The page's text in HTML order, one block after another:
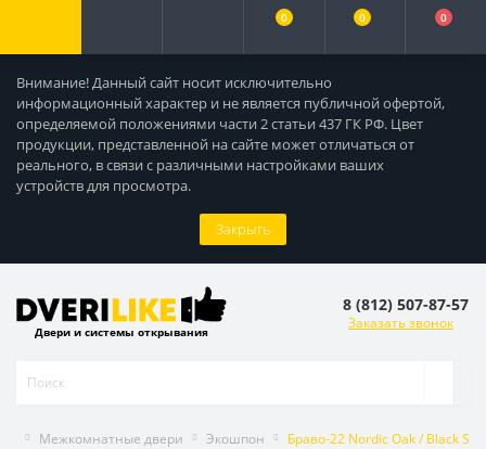
Внимание! Данный сайт носит исключительно
информационный характер и не является публичной офертой,
определяемой положениями части 2 статьи 437 ГК РФ. Цвет
продукции, представленной на сайте может отличаться от
реального, в связи с различными настройками ваших
устройств для просмотра.
Закрыть
0 0 0
Двери и системы открывания
8 (812) 507-87-57
Заказать звонок
Межкомнатные двери Экошпон Браво-22 Nordic Oak / Black